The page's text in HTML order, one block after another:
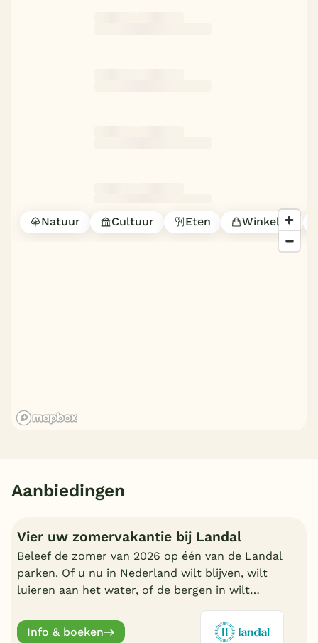
Natuur Cultuur Eten Winkelen
Aanbiedingen
Vier uw zomervakantie bij Landal
Beleef de zomer van 2026 op één van de Landal
parken. Of u nu in Nederland wilt blijven, wilt
luieren aan het water, of de bergen in wilt
fijn Landal park.
Info & boeken